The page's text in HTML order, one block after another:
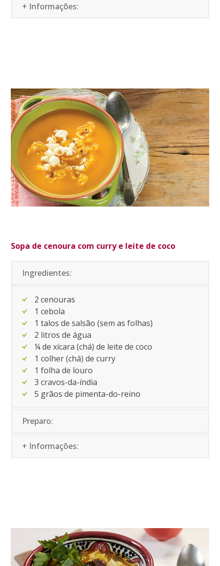
+ Informações:
Sopa de cenoura com curry e leite de coco
Ingredientes:
2 cenouras
1 cebola
1 talos de salsão (sem as folhas)
2 litros de água
¼ de xícara (chá) de leite de coco
1 colher (chá) de curry
1 folha de louro
3 cravos-da-índia
5 grãos de pimenta-do-reino
Preparo:
+ Informações: